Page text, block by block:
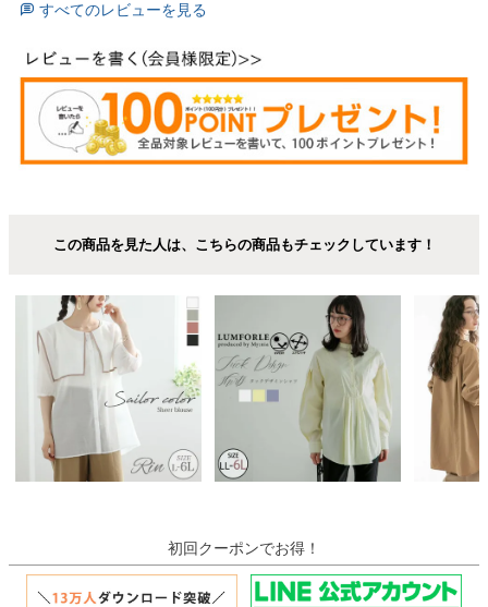
すべてのレビューを見る
この商品を見た人は、こちらの商品もチェックしています！
初回クーポンでお得！